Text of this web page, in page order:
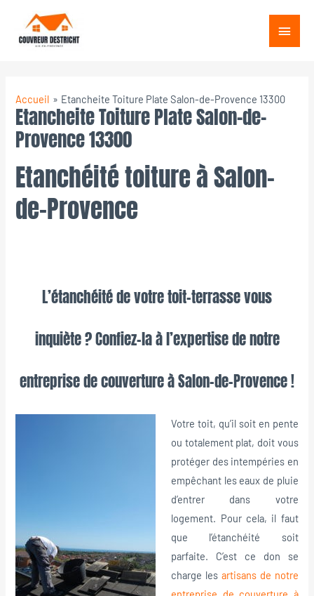
contenu
Menu
Accueil Etancheite Toiture Plate Salon-de-Provence 13300
Etancheite Toiture Plate Salon-de-
Provence 13300
Etanchéité toiture à Salon-
de-Provence
L’étanchéité de votre toit-terrasse vous
inquiète ? Confiez-la à l’expertise de notre
entreprise de couverture à Salon-de-Provence !
Votre toit, qu’il soit en pente
ou totalement plat, doit vous
protéger des intempéries en
empêchant les eaux de pluie
d’entrer dans votre
logement. Pour cela, il faut
que l’étanchéité soit
parfaite. C’est ce don se
charge les artisans de notre